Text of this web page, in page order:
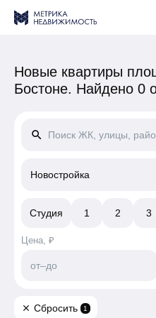
Новые квартиры
Бостоне. Найдено 0
search
Новостройка
Студия 1 2 3
Цена, ₽
от–до
close Сбросить 1